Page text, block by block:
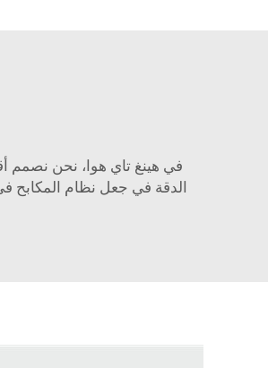
في هينغ تاي هوا، نحن نصمم
الدقة في جعل نظام